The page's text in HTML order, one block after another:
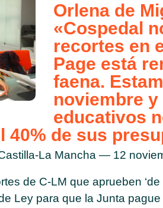
Orlena de
«Cospedal
recortes en
Page está
faena.
noviembre
educativos
40% de sus
La Mancha — 12
de C-LM que aprueben ‘de
Ley para que la Junta